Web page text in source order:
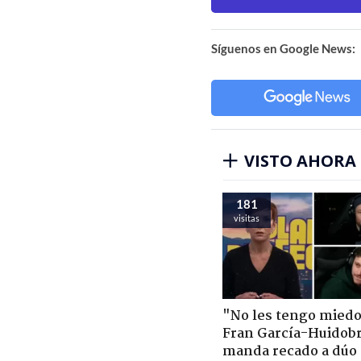
Síguenos en Google News:
VISTO AHORA
181
visitas
"No les tengo
Fran García-
manda recado a dúo